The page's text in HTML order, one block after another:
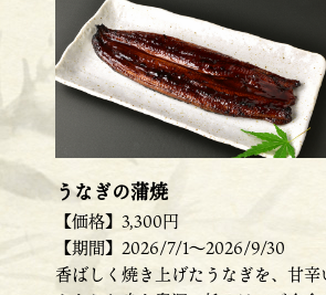
うなぎの蒲焼
【価格】3,300円
【期間】2026/7/1～2026/9/30
香ばしく焼き上げたうなぎを、甘